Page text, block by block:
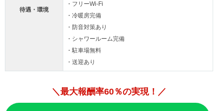
待遇・環境
・フリーWi-Fi
・冷暖房完備
・防音対策あり
・シャワールーム完備
・駐車場無料
・送迎あり
＼最大報酬率60％の実現！／